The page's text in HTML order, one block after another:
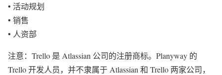
• 活动规划
• 销售
• 人资部
注意：Trello 是 Atlassian 公司的注册商标。Planyway 的
Trello 开发人员，并不隶属于 Atlassian 和 Trello 两家公司，